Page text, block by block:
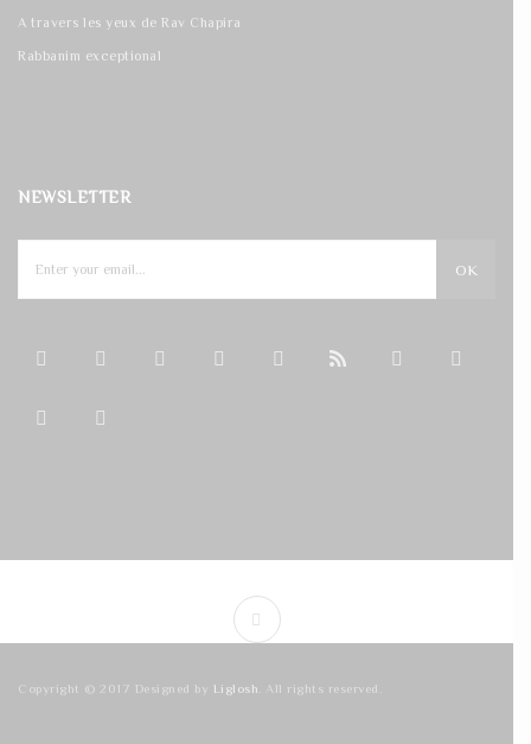
A travers les yeux de Rav Chapira
Rabbanim exceptional
NEWSLETTER
OK
Copyright © 2017 Designed by Liglosh . All rights reserved.